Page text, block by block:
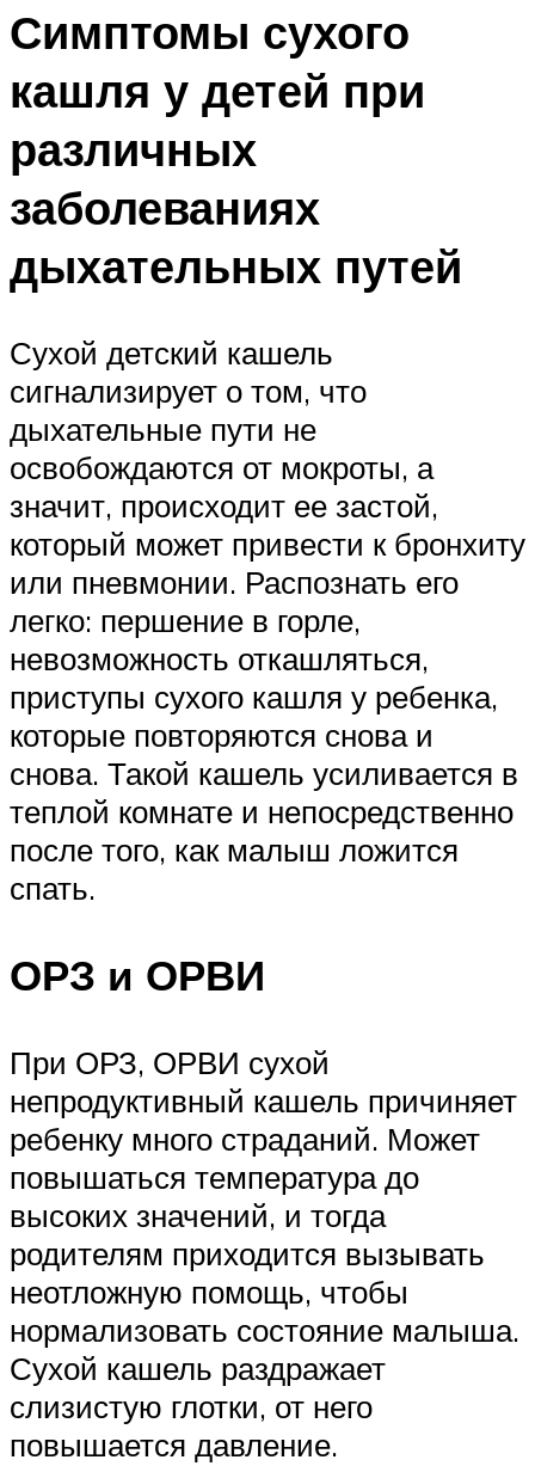
Симптомы сухого
кашля у детей при
различных
заболеваниях
дыхательных путей
Сухой детский кашель
сигнализирует о том, что
дыхательные пути не
освобождаются от мокроты, а
значит, происходит ее застой,
который может привести к бронхиту
или пневмонии. Распознать его
легко: першение в горле,
невозможность откашляться,
приступы сухого кашля у ребенка,
которые повторяются снова и
снова. Такой кашель усиливается в
теплой комнате и непосредственно
после того, как малыш ложится
спать.
ОРЗ и ОРВИ
При ОРЗ, ОРВИ сухой
непродуктивный кашель причиняет
ребенку много страданий. Может
повышаться температура до
высоких значений, и тогда
родителям приходится вызывать
неотложную помощь, чтобы
нормализовать состояние малыша.
Сухой кашель раздражает
слизистую глотки, от него
повышается давление.